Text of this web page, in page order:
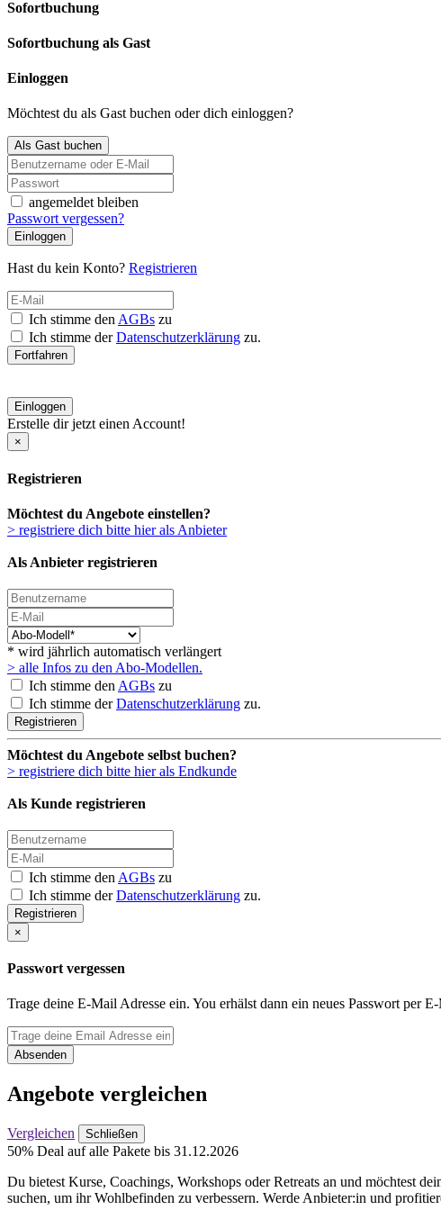
Sofortbuchung
Sofortbuchung als Gast
Einloggen
Möchtest du als Gast buchen oder dich einloggen?
Als Gast buchen
angemeldet bleiben
Passwort vergessen?
Einloggen
Hast du kein Konto? Registrieren
Ich stimme denAGBs zu
Ich stimme derDatenschutzerklärung zu.
Fortfahren
Einloggen
Erstelle dir jetzt einen Account!
×
Registrieren
Möchtest du Angebote einstellen?
> registriere dich bitte hier als Anbieter
Als Anbieter registrieren
* wird jährlich automatisch verlängert
> alle Infos zu den Abo-Modellen.
Ich stimme den AGBs zu
Ich stimme derDatenschutzerklärung zu.
Registrieren
Möchtest du Angebote selbst buchen?
> registriere dich bitte hier als Endkunde
Als Kunde registrieren
Ich stimme den AGBs zu
Ich stimme derDatenschutzerklärung zu.
Registrieren
×
Passwort vergessen
Trage deine E-Mail Adresse ein. You erhälst dann ein neues Passwort per
Absenden
Angebote vergleichen
Vergleichen Schließen
50% Deal auf alle Pakete bis 31.12.2026
Du bietest Kurse, Coachings, Workshops oder Retreats an und möchtest
suchen, um ihr Wohlbefinden zu verbessern. Werde Anbieter:in und